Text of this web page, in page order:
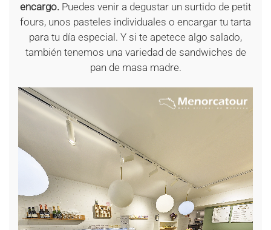
encargo. Puedes venir a degustar un surtido de petit
fours, unos pasteles individuales o encargar tu tarta
para tu día especial. Y si te apetece algo salado,
también tenemos una variedad de sandwiches de
pan de masa madre.